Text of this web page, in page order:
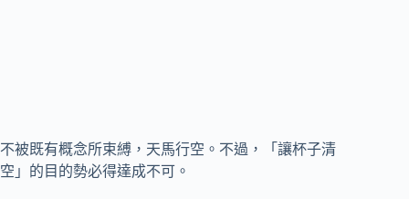
不被既有概念所束縛，天馬行空。不過，「讓杯子清
空」的目的勢必得達成不可。